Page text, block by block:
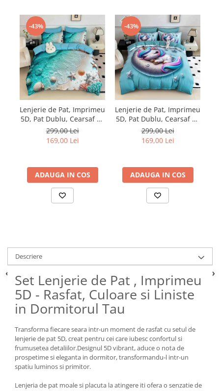
-43%
Lenjerie de Pat, Imprimeu
5D, Pat Dublu, Cearsaf cu
Elastic
299,00 Lei
169,00 Lei
ADAUGA IN COS
-43%
Lenjerie de Pat, Imprimeu
5D, Pat Dublu, Cearsaf cu
Elastic
299,00 Lei
169,00 Lei
ADAUGA IN COS
Descriere
Set Lenjerie de Pat , Imprimeu
5D - Rasfat, Culoare si Liniste
in Dormitorul Tau
Transforma fiecare seara intr-un moment de rasfat cu setul de
lenjerie de pat 5D, creat pentru cei care iubesc confortul si
frumusetea detaliilor.Designul 5D vibrant, aduce o nota de
prospetime si eleganta in dormitor, transformandu-l intr-un
spatiu luminos si primitor.
Lenjeria de pat moale si placuta la atingere iti ofera o senzatie de